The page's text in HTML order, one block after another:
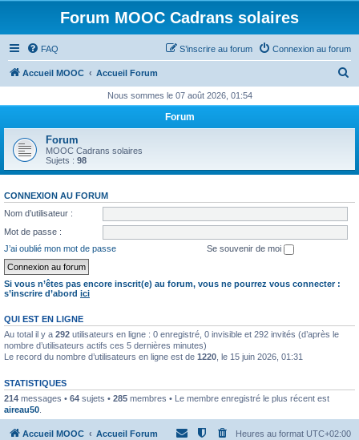
Forum MOOC Cadrans solaires
FAQ Connexion au forum
S’inscrire au forum
Accueil MOOC Accueil Forum
h
r
Nous sommes le 07 août 2026, 01:54
Forum
Forum
MOOC Cadrans solaires
Sujets : 98
CONNEXION AU FORUM
Nom d’utilisateur :
Mot de passe :
J’ai oublié mon mot de passe
Se souvenir de moi
Si vous n’êtes pas encore inscrit(e) au forum, vous ne pourrez vous connecter :
s’inscrire d’abord ici
QUI EST EN LIGNE
Au total il y a 292 utilisateurs en ligne : 0 enregistré, 0 invisible et 292 invités (d’après le
nombre d’utilisateurs actifs ces 5 dernières minutes)
Le record du nombre d’utilisateurs en ligne est de 1220 , le 15 juin 2026, 01:31
STATISTIQUES
214 messages • 64 sujets • 285 membres • Le membre enregistré le plus récent est
aireau50
Accueil MOOC Accueil Forum Heures au format UTC+02:00